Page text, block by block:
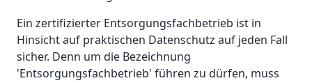
Ein zertifizierter Entsorgungsfachbetrieb ist in
Hinsicht auf praktischen Datenschutz auf jeden Fall
sicher. Denn um die Bezeichnung
'Entsorgungsfachbetrieb' führen zu dürfen, muss